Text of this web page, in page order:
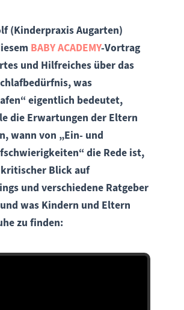
(Kinderpraxis Augarten)
BABY ACADEMY-Vortrag
und Hilfreiches über das
was
eigentlich bedeutet,
die Erwartungen der Eltern
wann von „Ein- und
die Rede ist,
Blick auf
und verschiedene Ratgeber
was Kindern und Eltern
zu finden: